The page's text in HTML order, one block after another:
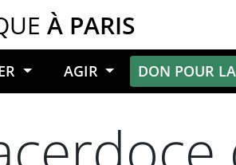
À PARIS
AGIR DON POUR